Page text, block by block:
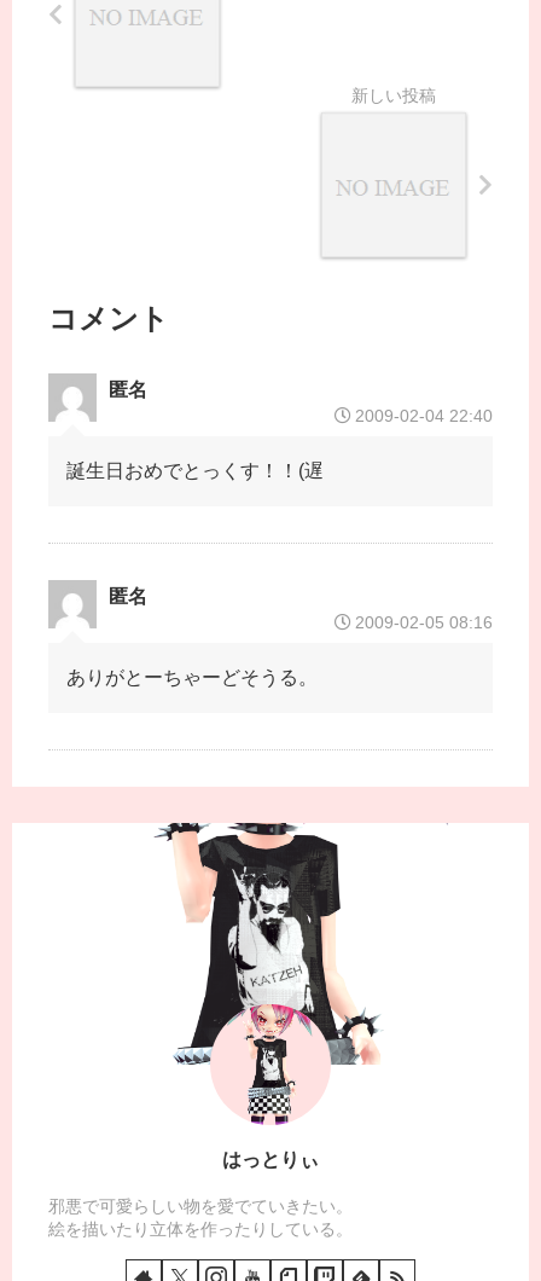
コメント
匿名
2009-02-04 22:40
誕生日おめでとっくす！！(遅
匿名
2009-02-05 08:16
ありがとーちゃーどそうる。
はっとりぃ
邪悪で可愛らしい物を愛でていきたい。
絵を描いたり立体を作ったりしている。